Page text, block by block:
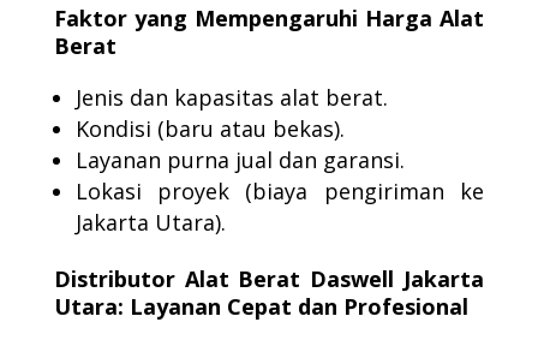
Faktor yang Mempengaruhi Harga Alat
Berat
Jenis dan kapasitas alat berat.
Kondisi (baru atau bekas).
Layanan purna jual dan garansi.
Lokasi proyek (biaya pengiriman ke
Jakarta Utara).
Distributor Alat Berat Daswell Jakarta
Utara: Layanan Cepat dan Profesional